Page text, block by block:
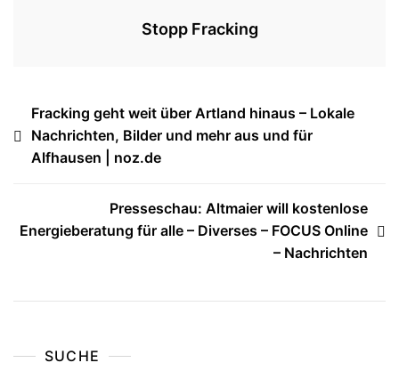
Stopp Fracking
Beitragsnavigation
Fracking geht weit über Artland hinaus – Lokale
Nachrichten, Bilder und mehr aus und für
Alfhausen | noz.de
Presseschau: Altmaier will kostenlose
Energieberatung für alle – Diverses – FOCUS Online
– Nachrichten
SUCHE